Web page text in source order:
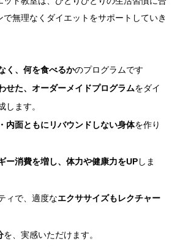
無理なくダイエットをサポートしていき
く、何を食べるかのプログラムです
せた、オーダーメイドプログラムをダイ
します。
内面ともにリバウンドしない身体を作り
ー消費を増し、体力や健康力をUPしま
ィで、適度なエクササイズもレクチャー
を、実感いただけます。